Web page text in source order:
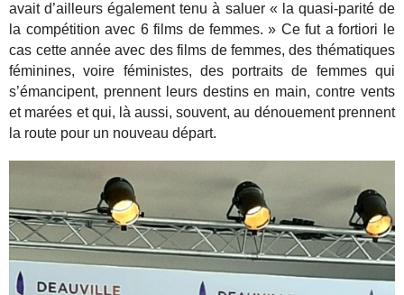
avait d’ailleurs également tenu à saluer « la quasi-parité de
la compétition avec 6 films de femmes. » Ce fut a fortiori le
cas cette année avec des films de femmes, des thématiques
féminines, voire féministes, des portraits de femmes qui
s’émancipent, prennent leurs destins en main, contre vents
et marées et qui, là aussi, souvent, au dénouement prennent
la route pour un nouveau départ.